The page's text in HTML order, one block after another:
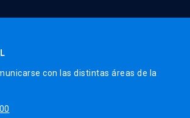
con las distintas áreas de la